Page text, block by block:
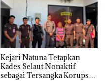
Kejari Natuna Tetapkan
Kades Selaut Nonaktif
sebagai Tersangka Korupsi